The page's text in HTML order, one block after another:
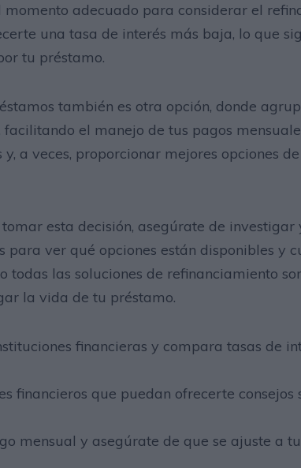
momento adecuado para considerar el
una tasa de interés más baja, lo que
tu préstamo.
también es otra opción, donde
facilitando el manejo de tus pagos
a veces, proporcionar mejores opciones
esta decisión, asegúrate de
para ver qué opciones están disponibles y
todas las soluciones de refinanciamiento
la vida de tu préstamo.
financieras y compara tasas de
financieros que puedan ofrecerte
mensual y asegúrate de que se ajuste a